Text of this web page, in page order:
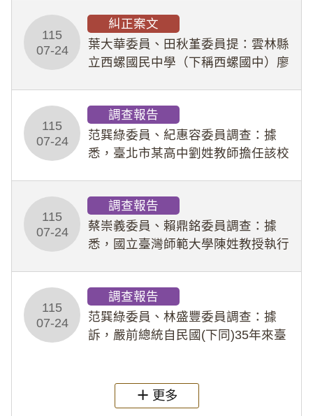
業把關與糾錯功能，不僅首份調查報
告漏未審酌師生不
115
07-24
糾正案文
葉大華委員、田秋堇委員提：雲林縣
立西螺國民中學（下稱西螺國中）廖
教羽球隊學生等行為，歷經該校校園
事件處理會議（下
115
07-24
調查報告
范巽綠委員、紀惠容委員調查：據
悉，臺北市某高中劉姓教師擔任該校
行拍攝特定樣態性影像並以手機傳送
劉師。該生因畏懼成
115
07-24
調查報告
蔡崇義委員、賴鼎銘委員調查：據
悉，國立臺灣師範大學陳姓教授執行
術倫理等情案調查報告。(115教調
31)
115
07-24
調查報告
范巽綠委員、林盛豐委員調查：據
訴，嚴前總統自民國(下同)35年來臺
過世後，總統府於89年間函請其家屬
繼續留住
更多